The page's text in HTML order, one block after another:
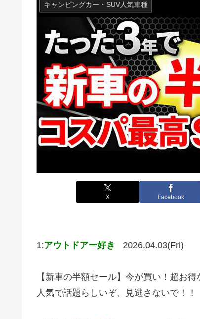
キャンピングカー・SUV人気車種
X Facebook
1:アウトドアー好き 2026.04.03(Fri)
【新車の半額セール】今が買い！超お
人気で話題らしいぞ、見逃さないで！！